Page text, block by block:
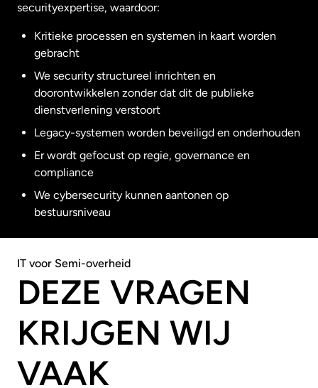
securityexpertise, waardoor:
Kritieke processen en systemen in kaart worden
gebracht
We security structureel inrichten en
doorontwikkelen zonder dat dit de publieke
dienstverlening verstoort
Legacy-systemen worden beveiligd en onderhouden
Er wordt gefocust op regie, governance en
compliance
We cybersecurity kunnen aantonen op
bestuursniveau
IT voor Semi-overheid
DEZE VRAGEN
KRIJGEN WIJ
VAAK